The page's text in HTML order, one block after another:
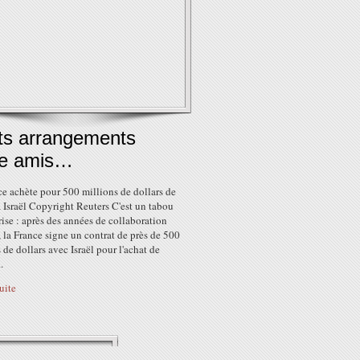
arrangements
amis…
achète pour 500 millions de dollars de
Israël Copyright Reuters C'est un tabou
: après des années de collaboration
la France signe un contrat de près de 500
dollars avec Israël pour l'achat de